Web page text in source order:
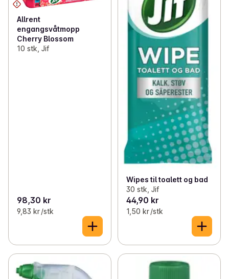
Allrent
engangsvåtmopp
Cherry Blossom
10 stk, Jif
98,30 kr
9,83 kr /stk
Wipes til toalett og bad
30 stk, Jif
44,90 kr
1,50 kr /stk